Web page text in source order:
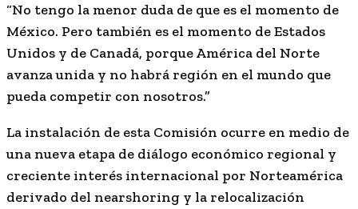
“No tengo la menor duda de que es el momento de
México. Pero también es el momento de Estados
Unidos y de Canadá, porque América del Norte
avanza unida y no habrá región en el mundo que
pueda competir con nosotros.”
La instalación de esta Comisión ocurre en medio de
una nueva etapa de diálogo económico regional y
creciente interés internacional por Norteamérica
derivado del nearshoring y la relocalización